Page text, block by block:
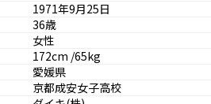
1971年9月25日
36歳
女性
172cm /65kg
愛媛県
京都成安女子高校